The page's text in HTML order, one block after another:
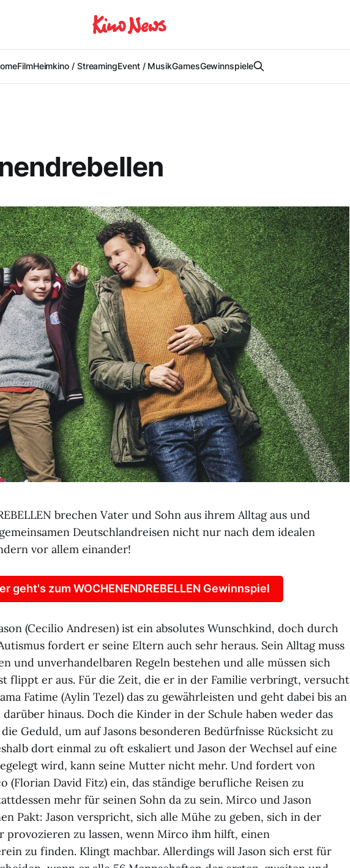
FilmHeimkino / StreamingEvent / MusikGamesGewinnspiele
brechen Vater und Sohn aus ihrem Alltag aus und
Deutschlandreisen nicht nur nach dem idealen
vor allem einander!
geht's zum WOCHENENDREBELLEN Gewinnspiel
(Cecilio Andresen) ist ein absolutes Wunschkind, doch durch
fordert er seine Eltern auch sehr heraus. Sein Alltag muss
und unverhandelbaren Regeln bestehen und alle müssen sich
flippt er aus. Für die Zeit, die er in der Familie verbringt, versucht
Fatime (Aylin Tezel) das zu gewährleisten und geht dabei bis an
hinaus. Doch die Kinder in der Schule haben weder das
Geduld, um auf Jasons besonderen Bedürfnisse Rücksicht zu
dort einmal zu oft eskaliert und Jason der Wechsel auf eine
wird, kann seine Mutter nicht mehr. Und fordert von
(Florian David Fitz) ein, das ständige berufliche Reisen zu
mehr für seinen Sohn da zu sein. Mirco und Jason
Pakt: Jason verspricht, sich alle Mühe zu geben, sich in der
provozieren zu lassen, wenn Mirco ihm hilft, einen
zu finden. Klingt machbar. Allerdings will Jason sich erst für